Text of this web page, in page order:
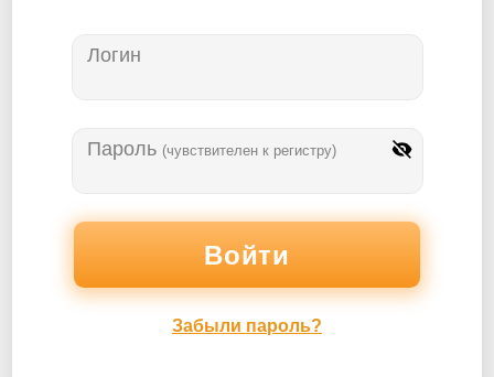
Логин
Пароль (чувствителен к регистру)
Забыли пароль?